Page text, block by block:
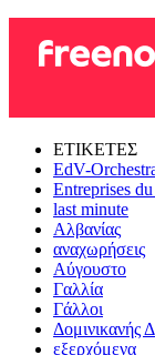
ΕΤΙΚΕΤΕΣ
EdV-
Entreprises
last minute
Αλβανίας
αναχωρήσεις
Αύγουστο
Γαλλία
Γάλλοι
Δομινικανής
εξερχόμενα